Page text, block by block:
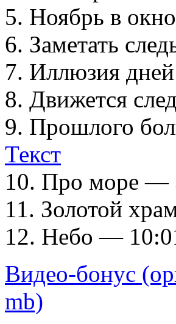
5. Ноябрь в
6. Заметать
7. Иллюзия
8. Движется
9. Прошлого
Текст
10. Про море —
11. Золотой
12. Небо —
Видео-бонус
mb)